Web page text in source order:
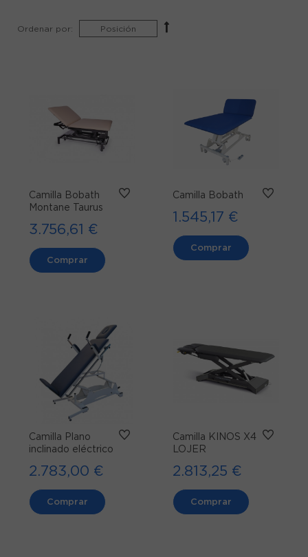
Ordenar por:
Camilla Bobath
Montane Taurus
3.756,61 €
Comprar
Camilla Bobath
1.545,17 €
Comprar
Camilla Plano
inclinado eléctrico
2.783,00 €
Comprar
Camilla KINOS X4
LOJER
2.813,25 €
Comprar